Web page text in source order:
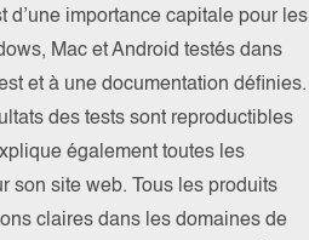
d’une importance capitale pour les
Mac et Android testés dans
et à une documentation définies.
des tests sont reproductibles
également toutes les
son site web. Tous les produits
claires dans les domaines de